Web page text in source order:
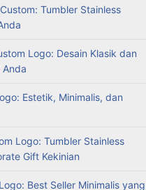
Tumbler Stainless
Logo: Desain Klasik dan
Anda
Estetik, Minimalis, dan
Logo: Tumbler Stainless
Gift Kekinian
Best Seller Minimalis yang